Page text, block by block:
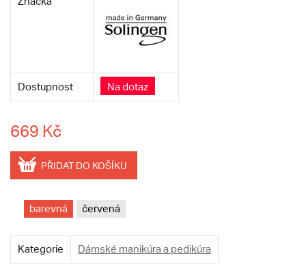
Dostupnost Na dotaz
669 Kč
PŘIDAT DO KOŠÍKU
barevná červená
Kategorie Dámské manikúra a pedikúra